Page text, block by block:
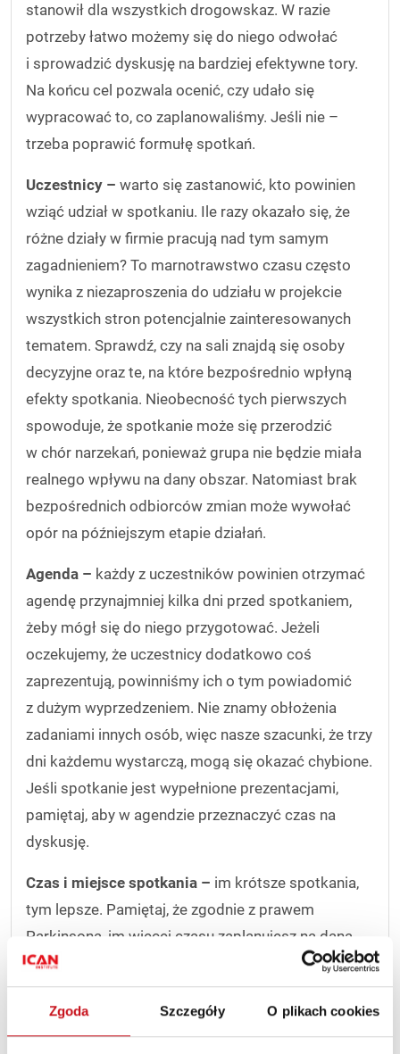
Zgoda Szczegóły O plikach cookies
stanowił dla wszystkich drogowskaz. W razie
potrzeby łatwo możemy się do niego odwołać
i sprowadzić dyskusję na bardziej efektywne tory.
Na końcu cel pozwala ocenić, czy udało się
wypracować to, co zaplanowaliśmy. Jeśli nie –
trzeba poprawić formułę spotkań.
Uczestnicy – warto się zastanowić, kto powinien
wziąć udział w spotkaniu. Ile razy okazało się, że
różne działy w firmie pracują nad tym samym
zagadnieniem? To marnotrawstwo czasu często
wynika z niezaproszenia do udziału w projekcie
wszystkich stron potencjalnie zainteresowanych
tematem. Sprawdź, czy na sali znajdą się osoby
decyzyjne oraz te, na które bezpośrednio wpłyną
efekty spotkania. Nieobecność tych pierwszych
spowoduje, że spotkanie może się przerodzić
w chór narzekań, ponieważ grupa nie będzie miała
realnego wpływu na dany obszar. Natomiast brak
bezpośrednich odbiorców zmian może wywołać
opór na późniejszym etapie działań.
Agenda – każdy z uczestników powinien otrzymać
agendę przynajmniej kilka dni przed spotkaniem,
żeby mógł się do niego przygotować. Jeżeli
oczekujemy, że uczestnicy dodatkowo coś
zaprezentują, powinniśmy ich o tym powiadomić
z dużym wyprzedzeniem. Nie znamy obłożenia
zadaniami innych osób, więc nasze szacunki, że trzy
dni każdemu wystarczą, mogą się okazać chybione.
Jeśli spotkanie jest wypełnione prezentacjami,
pamiętaj, aby w agendzie przeznaczyć czas na
dyskusję.
Czas i miejsce spotkania – im krótsze spotkania,
tym lepsze. Pamiętaj, że zgodnie z prawem
Parkinsona, im więcej czasu zaplanujesz na daną
czynność, tym więcej czasu ona zabierze. Dlatego
niektórzy radzą, aby skracać o połowę czas
pierwotnie przewidziany na spotkanie. Dzięki temu